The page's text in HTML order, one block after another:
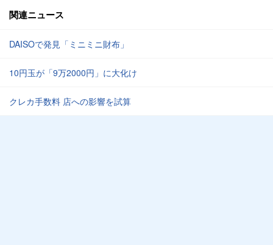
関連ニュース
DAISOで発見「ミニミニ財布」
10円玉が「9万2000円」に大化け
クレカ手数料 店への影響を試算